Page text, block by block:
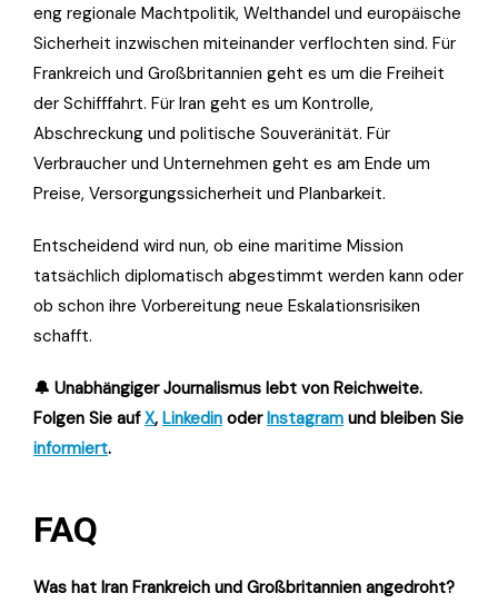
eng regionale Machtpolitik, Welthandel und europäische
Sicherheit inzwischen miteinander verflochten sind. Für
Frankreich und Großbritannien geht es um die Freiheit
der Schifffahrt. Für Iran geht es um Kontrolle,
Abschreckung und politische Souveränität. Für
Verbraucher und Unternehmen geht es am Ende um
Preise, Versorgungssicherheit und Planbarkeit.
Entscheidend wird nun, ob eine maritime Mission
tatsächlich diplomatisch abgestimmt werden kann oder
ob schon ihre Vorbereitung neue Eskalationsrisiken
schafft.
🔔 Unabhängiger Journalismus lebt von Reichweite.
Folgen Sie aufX, Linkedin oderInstagram und bleiben Sie
informiert.
FAQ
Was hat Iran Frankreich und Großbritannien angedroht?